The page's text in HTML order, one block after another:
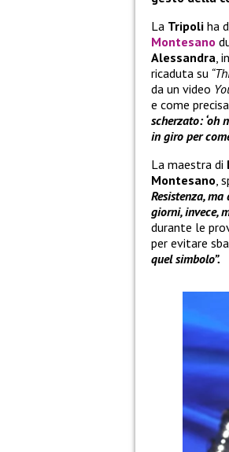
La Tripoli ha
Montesano
Alessandra,
ricaduta su
da un video
e come
scherzato: ‘oh
in giro per
La maestra di
Montesano,
Resistenza,
giorni, invece,
durante le
per evitare
quel simbolo”.